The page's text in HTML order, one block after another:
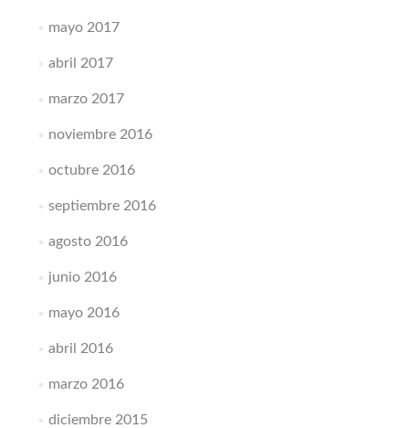
mayo 2017
abril 2017
marzo 2017
noviembre 2016
octubre 2016
septiembre 2016
agosto 2016
junio 2016
mayo 2016
abril 2016
marzo 2016
diciembre 2015